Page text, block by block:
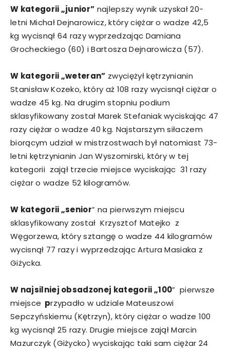
W kategorii „junior” najlepszy wynik uzyskał 20-
letni Michał Dejnarowicz, który ciężar o wadze 42,5
kg wycisnął 64 razy wyprzedzając Damiana
Grocheckiego (60) i Bartosza Dejnarowicza (57).
W kategorii „weteran” zwyciężył kętrzynianin
Stanisław Kozeko, który aż 108 razy wycisnął ciężar o
wadze 45 kg. Na drugim stopniu podium
sklasyfikowany został Marek Stefaniak wyciskając 47
razy ciężar o wadze 40 kg. Najstarszym siłaczem
biorącym udział w mistrzostwach był natomiast 73-
letni kętrzynianin Jan Wyszomirski, który w tej
kategorii zajął trzecie miejsce wyciskając 31 razy
ciężar o wadze 52 kilogramów.
W kategorii „senior” na pierwszym miejscu
sklasyfikowany został Krzysztof Matejko z
Węgorzewa, który sztangę o wadze 44 kilogramów
wycisnął 77 razy i wyprzedzając Artura Masiaka z
Giżycka.
W najsilniej obsadzonej kategorii „100” pierwsze
miejsce przypadło w udziale Mateuszowi
Sepczyńskiemu (Kętrzyn), który ciężar o wadze 100
kg wycisnął 25 razy. Drugie miejsce zajął Marcin
Mazurczyk (Giżycko) wyciskając taki sam ciężar 24